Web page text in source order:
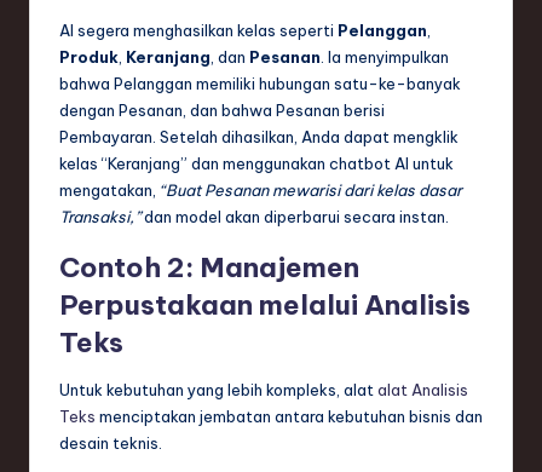
AI segera menghasilkan kelas seperti Pelanggan
Produk Keranjang , dan Pesanan . Ia menyimpulkan
bahwa Pelanggan memiliki hubungan satu-ke-banyak
dengan Pesanan, dan bahwa Pesanan berisi
Pembayaran. Setelah dihasilkan, Anda dapat mengklik
kelas “Keranjang” dan menggunakan chatbot AI untuk
mengatakan, “Buat Pesanan mewarisi dari kelas dasar
Transaksi,”dan model akan diperbarui secara instan.
Contoh 2: Manajemen
Perpustakaan melalui Analisis
Teks
Untuk kebutuhan yang lebih kompleks, alat alat Analisis
Teks menciptakan jembatan antara kebutuhan bisnis dan
desain teknis.